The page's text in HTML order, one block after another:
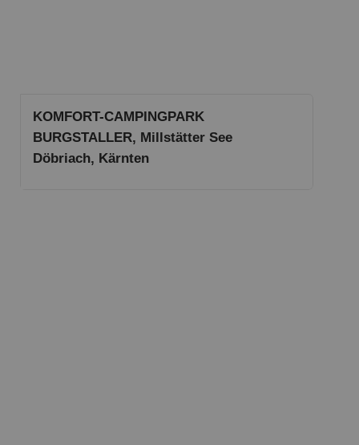
KOMFORT-CAMPINGPARK
BURGSTALLER, Millstätter See
Döbriach, Kärnten